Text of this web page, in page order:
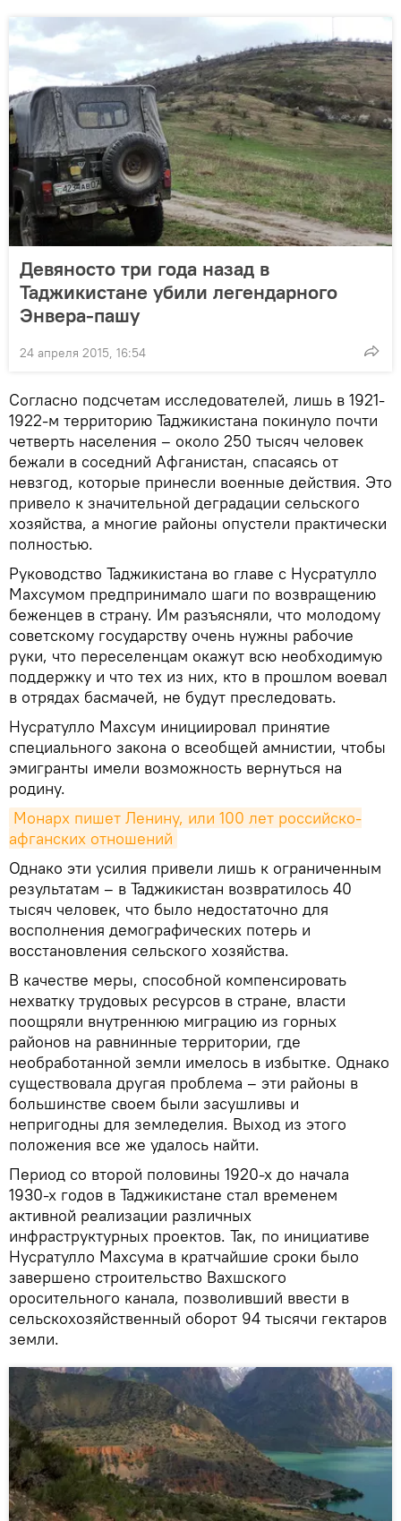
Девяносто три года назад в
Таджикистане убили легендарного
Энвера-пашу
24 апреля 2015, 16:54
Согласно подсчетам исследователей, лишь в 1921-
1922-м территорию Таджикистана покинуло почти
четверть населения – около 250 тысяч человек
бежали в соседний Афганистан, спасаясь от
невзгод, которые принесли военные действия. Это
привело к значительной деградации сельского
хозяйства, а многие районы опустели практически
полностью.
Руководство Таджикистана во главе с Нусратулло
Махсумом предпринимало шаги по возвращению
беженцев в страну. Им разъясняли, что молодому
советскому государству очень нужны рабочие
руки, что переселенцам окажут всю необходимую
поддержку и что тех из них, кто в прошлом воевал
в отрядах басмачей, не будут преследовать.
Нусратулло Махсум инициировал принятие
специального закона о всеобщей амнистии, чтобы
эмигранты имели возможность вернуться на
родину.
Монарх пишет Ленину, или 100 лет российско-
афганских отношений
Однако эти усилия привели лишь к ограниченным
результатам – в Таджикистан возвратилось 40
тысяч человек, что было недостаточно для
восполнения демографических потерь и
восстановления сельского хозяйства.
В качестве меры, способной компенсировать
нехватку трудовых ресурсов в стране, власти
поощряли внутреннюю миграцию из горных
районов на равнинные территории, где
необработанной земли имелось в избытке. Однако
существовала другая проблема – эти районы в
большинстве своем были засушливы и
непригодны для земледелия. Выход из этого
положения все же удалось найти.
Период со второй половины 1920-х до начала
1930-х годов в Таджикистане стал временем
активной реализации различных
инфраструктурных проектов. Так, по инициативе
Нусратулло Махсума в кратчайшие сроки было
завершено строительство Вахшского
оросительного канала, позволивший ввести в
сельскохозяйственный оборот 94 тысячи гектаров
земли.